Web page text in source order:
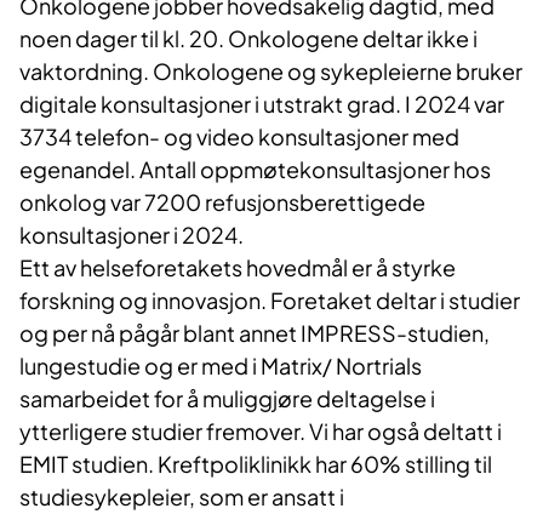
noen dager til kl. 20. Onkologene deltar ikke i
vaktordning. Onkologene og sykepleierne bruker
digitale konsultasjoner i utstrakt grad. I 2024 var
3734 telefon- og video konsultasjoner med
egenandel. Antall oppmøtekonsultasjoner hos
onkolog var 7200 refusjonsberettigede
konsultasjoner i 2024.
Ett av helseforetakets hovedmål er å styrke
forskning og innovasjon. Foretaket deltar i studier
og per nå pågår blant annet IMPRESS-studien,
lungestudie og er med i Matrix/ Nortrials
samarbeidet for å muliggjøre deltagelse i
ytterligere studier fremover. Vi har også deltatt i
EMIT studien. Kreftpoliklinikk har 60% stilling til
studiesykepleier, som er ansatt i